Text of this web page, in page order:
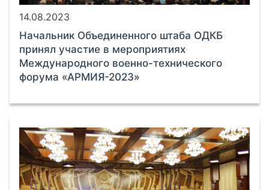
14.08.2023
Начальник Объединенного штаба ОДКБ
принял участие в мероприятиях
Международного военно-технического
форума «АРМИЯ-2023»